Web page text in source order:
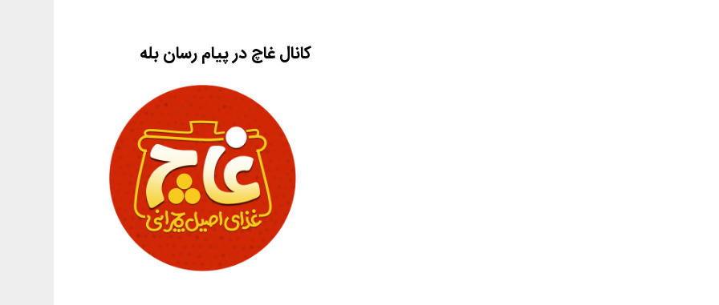
کانال غاچ در پیام رسان بله